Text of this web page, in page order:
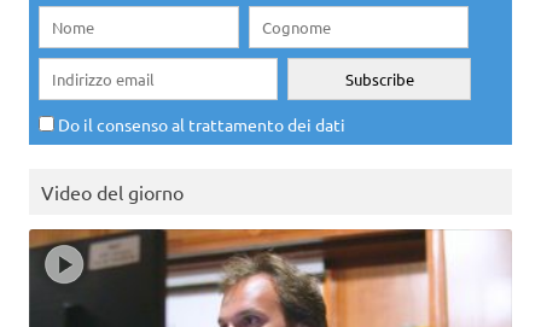
Do il consenso al trattamento dei dati
Video del giorno